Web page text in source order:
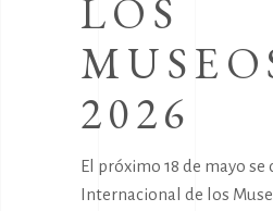
LOS
2026
El próximo 18 de mayo se
Internacional de los